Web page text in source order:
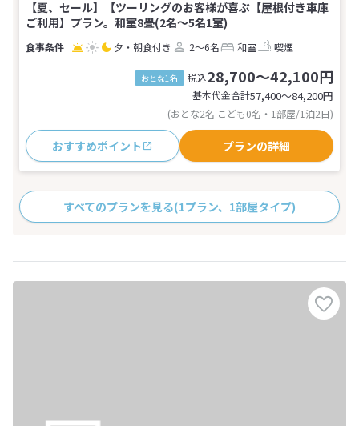
【夏、セール】【ツーリングのお客様が喜ぶ【屋根付き車庫
ご利用】プラン。和室8畳(2名～5名1室)
夕・朝食付き 2～6名 和室 喫煙
おとな1名 税込28,700～42,100円
基本代金合計57,400〜84,200円
(おとな2名 こども0名・1部屋/1泊2日)
おすすめポイント プランの詳細
すべてのプランを見る(1プラン、1部屋タイプ)